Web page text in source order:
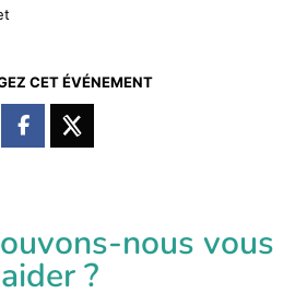
CET ÉVÉNEMENT
nous vous
aider ?